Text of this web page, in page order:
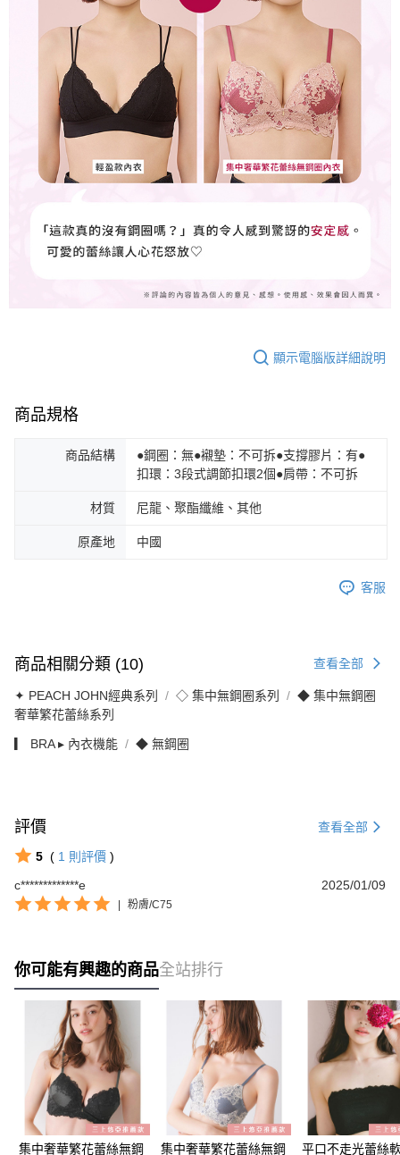
顯示電腦版詳細說明
商品規格
商品結構
●鋼圈：無●襯墊：不可拆●支撐膠片：有●
扣環：3段式調節扣環2個●肩帶：不可拆
材質 尼龍、聚酯纖維、其他
原產地 中國
客服
商品相關分類 (10) 查看全部
✦ PEACH JOHN經典系列 ◇ 集中無鋼圈系列
◆ 集中無鋼圈
奢華繁花蕾絲系列
▎ BRA ▸ 內衣機能 ◆ 無鋼圈
評價 查看全部
5 ( 1 則評價 )
c*************e
2025/01/09
粉膚/C75
你可能有興趣的商品全站排行
集中奢華繁花蕾絲無鋼 集中奢華繁花蕾絲無鋼 平口不走光蕾絲